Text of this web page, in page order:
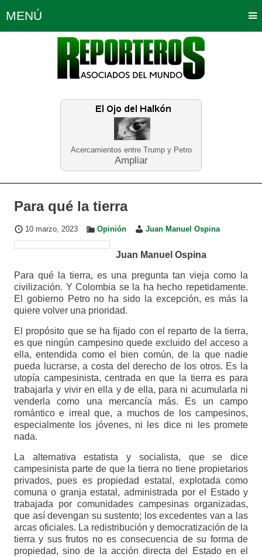
Acercamientos entre Trump y Petro
Ampliar
MENÚ
Política Opinión Bogotá
Planeta Tierra Deportes
Educación Neira
Para qué la tierra
10 marzo, 2023 Opinión Juan Manuel Ospina
Juan Manuel Ospina
Para qué la tierra, es una pregunta tan vieja como la
civilización. Y Colombia se la ha hecho repetidamente.
El gobierno Petro no ha sido la excepción, es más la
quiere volver una prioridad.
El propósito que se ha fijado con el reparto de la tierra,
es que ningún campesino quede excluido del acceso a
ella, entendida como el bien común, de la que nadie
pueda lucrarse, a costa del derecho de los otros. Es la
utopía campesinista, centrada en que la tierra es para
trabajarla y vivir en ella y de ella, para ni acumularla ni
venderla como una mercancía más. Es un campo
romántico e irreal que, a muchos de los campesinos,
especialmente los jóvenes, ni les dice ni les promete
nada.
La alternativa estatista y socialista, que se dice
campesinista parte de que la tierra no tiene propietarios
privados, pues es propiedad estatal, explotada como
comuna o granja estatal, administrada por el Estado y
trabajada por comunidades campesinas organizadas,
que así devengan su sustento; los excedentes van a las
arcas oficiales. La redistribución y democratización de la
tierra y sus frutos no es consecuencia de su forma de
propiedad, sino de la acción directa del Estado en el